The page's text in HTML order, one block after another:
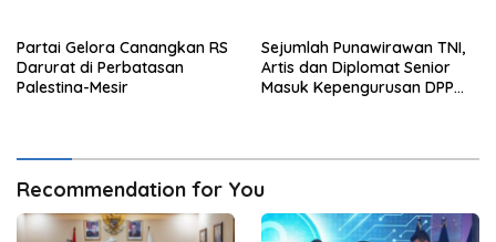
Partai Gelora Canangkan RS
Darurat di Perbatasan
Palestina-Mesir
Sejumlah Punawirawan TNI,
Artis dan Diplomat Senior
Masuk Kepengurusan DPP
Recommendation for You